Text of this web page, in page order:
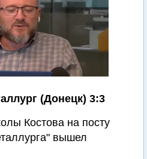
(Донецк) 3:3
Костова на посту
вышел